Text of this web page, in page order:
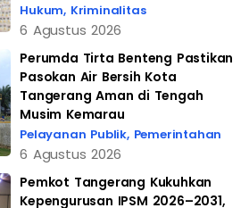
Hukum, Kriminalitas
6 Agustus 2026
Perumda Tirta Benteng Pastikan
Pasokan Air Bersih Kota
Tangerang Aman di Tengah
Musim Kemarau
Pelayanan Publik, Pemerintahan
6 Agustus 2026
Pemkot Tangerang Kukuhkan
Kepengurusan IPSM 2026–2031,